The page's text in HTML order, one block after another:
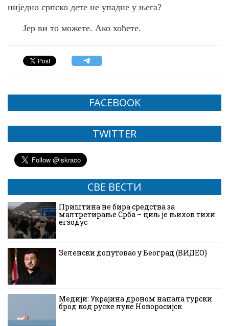
ниједно српско дете не упадне у њега?
Јер ви то можете. Ако хоћете.
FACEBOOK
TWITTER
СВЕ ВЕСТИ
Приштина не бира средства за
малтретирање Срба – циљ је њихов тихи
егзодус
Зеленски допутовао у Београд (ВИДЕО)
Медији: Украјина дроном напала турски
брод код руске луке Новоросијск